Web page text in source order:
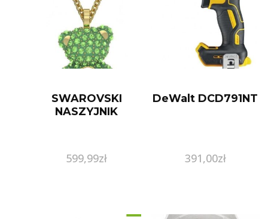
SWAROVSKI
NASZYJNIK
599,99zł
DeWalt DCD791NT
391,00zł